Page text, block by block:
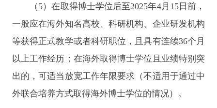
（5）在取得博士学位后至2025年4月15日前，
一般应在海外知名高校、科研机构、企业研发机构
等获得正式教学或者科研职位，且具有连续36个月
以上工作经历；在海外取得博士学位且业绩特别突
出的，可适当放宽工作年限要求（不适用于通过中
外联合培养方式取得海外博士学位的情况）。